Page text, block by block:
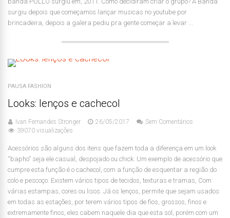
surgiu depois que começamos lançar musicas no youtube por
brincadeira, depois a galera pediu pra gente começar a levar ...
PAUSA FASHION
Looks: lenços e cachecol
Ivan Fernandes Stronger 26/05/2017
Sem Comentários
39070 visualizações
Acessórios são alguns dos itens que fazem toda a diferença em um look
“bapho” seja ele casual, despojado ou chick. Um exemplo de acessório que
cumpre esta função é o cachecol, com a função de esquentar a região do
colo e pescoço. Existem vários tipos de tecidos, texturas e tramas, Com
várias estampas, cores ou lisos. Já os lenços, permite que sejam usados
em todas as estações, por terem vários tipos de fios, grossos, finos e
extremamente finos, eles cabem naquele dia que esta sol, porém com um